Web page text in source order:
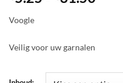
Voogle
Veilig voor uw garnalen